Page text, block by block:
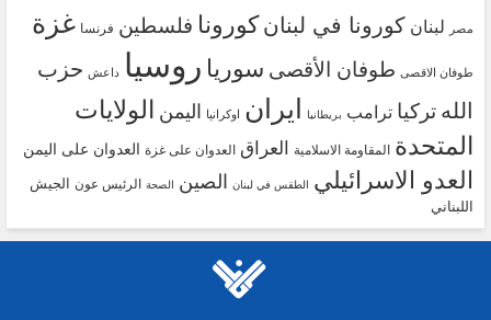
مصر لبنان كورونا في لبنانكورونا فلسطين فرنسا غزة
طوفان الاقصى طوفان الأقصى سوريا روسيا داعش حزب
الله تركيا ترامب بريطانيا ايران اوكرانيا اليمن
الولايات
المتحدة
المقاومة الاسلامية العراق العدوان على غزة العدوان على اليمن
العدو الاسرائيلي الطقس في لبنان الصين الصحة الرئيس عون
الجيش
اللبناني